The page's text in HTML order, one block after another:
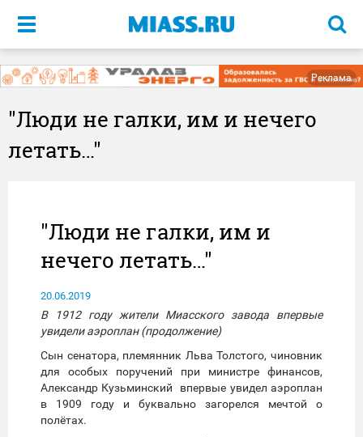
Меню
Реклама
"Люди не галки, им и нечего
летать…"
"Люди не галки, им и
нечего летать…"
20.06.2019
В 1912 году жители Миасского завода впервые
увидели аэроплан (продолжение)
Сын сенатора, племянник Льва Толстого, чиновник
для особых поручений при министре финансов,
Александр Кузьминский впервые увидел аэроплан
в 1909 году и буквально загорелся мечтой о
полётах.